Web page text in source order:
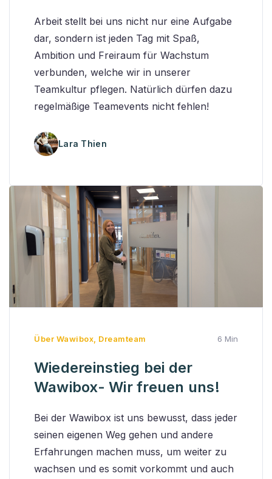
Arbeit stellt bei uns nicht nur eine Aufgabe
dar, sondern ist jeden Tag mit Spaß,
Ambition und Freiraum für Wachstum
verbunden, welche wir in unserer
Teamkultur pflegen. Natürlich dürfen dazu
regelmäßige Teamevents nicht fehlen!
Lara Thien
Über Wawibox Dreamteam 6 Min
Wiedereinstieg bei der
Wawibox- Wir freuen uns!
Bei der Wawibox ist uns bewusst, dass jeder
seinen eigenen Weg gehen und andere
Erfahrungen machen muss, um weiter zu
wachsen und es somit vorkommt und auch